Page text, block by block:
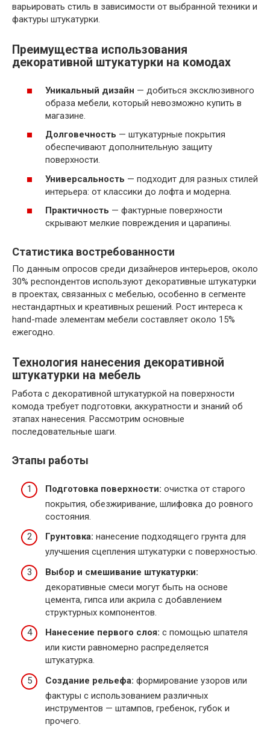
варьировать стиль в зависимости от выбранной техники и
фактуры штукатурки.
Преимущества использования
декоративной штукатурки на комодах
Уникальный дизайн — добиться эксклюзивного
образа мебели, который невозможно купить в
магазине.
Долговечность — штукатурные покрытия
обеспечивают дополнительную защиту
поверхности.
Универсальность — подходит для разных стилей
интерьера: от классики до лофта и модерна.
Практичность — фактурные поверхности
скрывают мелкие повреждения и царапины.
Статистика востребованности
По данным опросов среди дизайнеров интерьеров, около
30% респондентов используют декоративные штукатурки
в проектах, связанных с мебелью, особенно в сегменте
нестандартных и креативных решений. Рост интереса к
hand-made элементам мебели составляет около 15%
ежегодно.
Технология нанесения декоративной
штукатурки на мебель
Работа с декоративной штукатуркой на поверхности
комода требует подготовки, аккуратности и знаний об
этапах нанесения. Рассмотрим основные
последовательные шаги.
Этапы работы
Подготовка поверхности: очистка от старого
покрытия, обезжиривание, шлифовка до ровного
состояния.
Грунтовка: нанесение подходящего грунта для
улучшения сцепления штукатурки с поверхностью.
Выбор и смешивание штукатурки:
декоративные смеси могут быть на основе
цемента, гипса или акрила с добавлением
структурных компонентов.
Нанесение первого слоя: с помощью шпателя
или кисти равномерно распределяется
штукатурка.
Создание рельефа: формирование узоров или
фактуры с использованием различных
инструментов — штампов, гребенок, губок и
прочего.